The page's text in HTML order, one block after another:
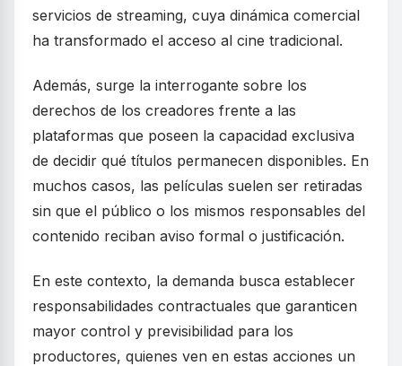
servicios de streaming, cuya dinámica comercial
ha transformado el acceso al cine tradicional.
Además, surge la interrogante sobre los
derechos de los creadores frente a las
plataformas que poseen la capacidad exclusiva
de decidir qué títulos permanecen disponibles. En
muchos casos, las películas suelen ser retiradas
sin que el público o los mismos responsables del
contenido reciban aviso formal o justificación.
En este contexto, la demanda busca establecer
responsabilidades contractuales que garanticen
mayor control y previsibilidad para los
productores, quienes ven en estas acciones un